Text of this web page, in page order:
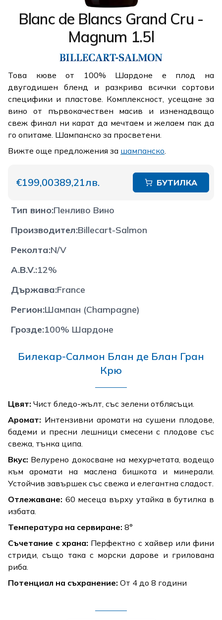
Blanc de Blancs Grand Cru -
Magnum 1.5l
Това кюве от 100% Шардоне е плод на
двугодишен бленд и разкрива всички сортови
специфики и пластове. Комплексност, усещане за
вино от първокачествен масив и изненадващо
свеж финал ни карат да мечтаем и желаем пак да
го опитаме. Шампанско за просветени.
Вижте още предложения за шампанско
€199,00389,21лв. БУТИЛКА
Тип вино:Пенливо Вино
Производител:Billecart-Salmon
Реколта:N/V
A.B.V.:12%
Държава:France
Регион:Шампан (Champagne)
Грозде:100% Шардоне
Билекар-Салмон Блан де Блан Гран
Крю
Цвят: Чист бледо-жълт, със зелени отблясъци.
Аромат: Интензивни аромати на сушени плодове,
бадеми и пресни лешници смесени с плодове със
свежа, тънка ципа.
Вкус: Велурено докосване на мехурчетата, водещо
към аромати на маслена бишкота и минерали.
Устойчив завършек със свежа и елегантна сладост.
Отлежаване: 60 месеца върху утайка в бутилка в
избата.
Температура на сервиране: 8°
Съчетание с храна: Перфектно с хайвер или фини
стриди, също така с морски дарове и грилована
риба.
Потенциал на съхранение: От 4 до 8 години